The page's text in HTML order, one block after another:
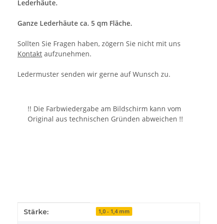
Lederhäute.
Ganze Lederhäute ca. 5 qm Fläche.
Sollten Sie Fragen haben, zögern Sie nicht mit uns
Kontakt aufzunehmen.
Ledermuster senden wir gerne auf Wunsch zu.
!! Die Farbwiedergabe am Bildschirm kann vom
Original aus technischen Gründen abweichen !!
Produkteigenschaft
Wert
Stärke: 1,0 - 1,4 mm